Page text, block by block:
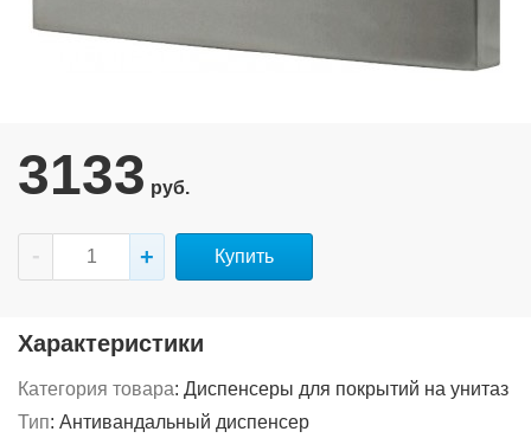
3133 руб.
Купить
Характеристики
Категория товара: Диспенсеры для покрытий на унитаз
Тип: Антивандальный диспенсер